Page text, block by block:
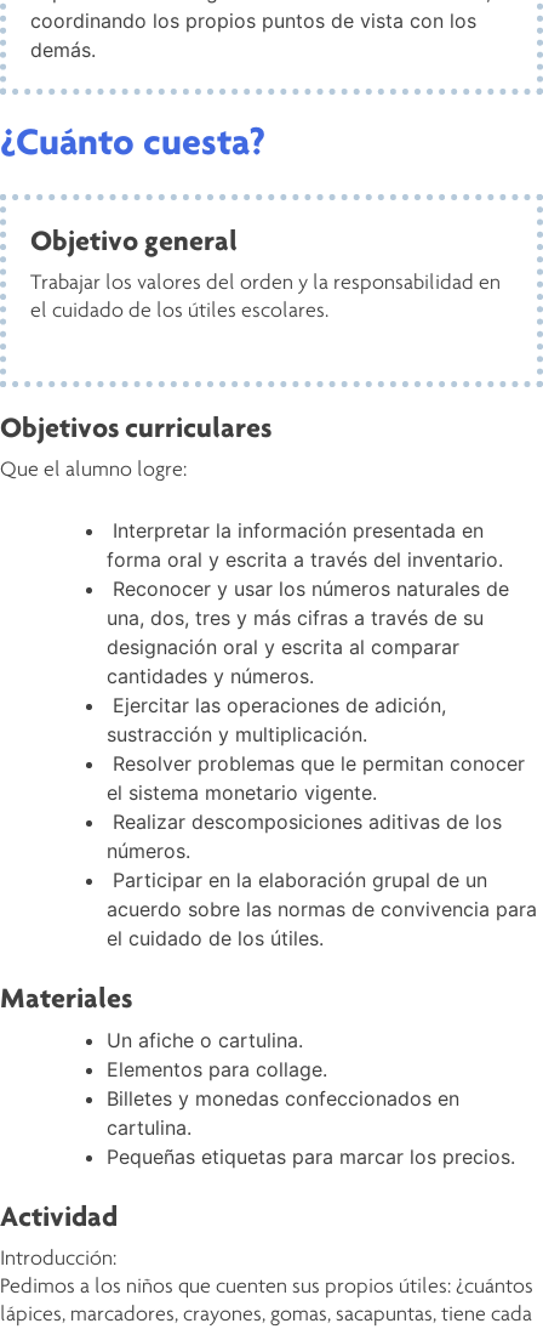
coordinando los propios puntos de vista con los
demás.
¿Cuánto cuesta?
Objetivo general
Trabajar los valores del orden y la responsabilidad en
el cuidado de los útiles escolares.
Objetivos curriculares
Que el alumno logre:
Interpretar la información presentada en
forma oral y escrita a través del inventario.
Reconocer y usar los números naturales de
una, dos, tres y más cifras a través de su
designación oral y escrita al comparar
cantidades y números.
Ejercitar las operaciones de adición,
sustracción y multiplicación.
Resolver problemas que le permitan conocer
el sistema monetario vigente.
Realizar descomposiciones aditivas de los
números.
Participar en la elaboración grupal de un
acuerdo sobre las normas de convivencia para
el cuidado de los útiles.
Materiales
Un afiche o cartulina.
Elementos para collage.
Billetes y monedas confeccionados en
cartulina.
Pequeñas etiquetas para marcar los precios.
Actividad
Introducción:
Pedimos a los niños que cuenten sus propios útiles: ¿cuántos
lápices, marcadores, crayones, gomas, sacapuntas, tiene cada